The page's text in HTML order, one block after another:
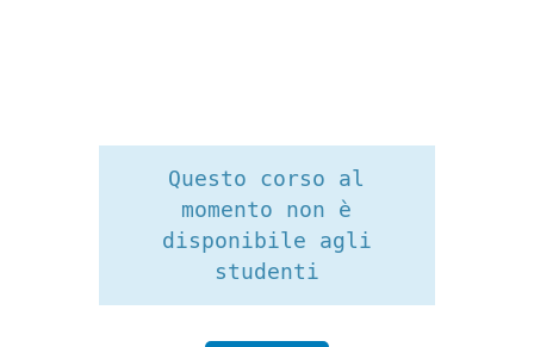
Questo corso al
momento non è
disponibile agli
studenti